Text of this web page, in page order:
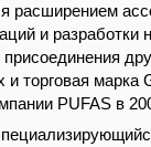
расширением
и разработки
торговая марка
PUFAS в